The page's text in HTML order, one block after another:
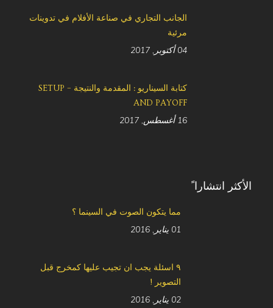
الجانب التجاري في صناعة الأفلام في تدوينات
مرئية
04 أكتوبر, 2017
كتابة السيناريو : المقدمة والنتيجة – SETUP
AND PAYOFF
16 أغسطس, 2017
الأكثر انتشارا ً
مما يتكون الصوت في السينما ؟
01 يناير, 2016
٩ اسئلة يجب ان تجيب عليها كمخرج قبل
التصوير !
02 يناير, 2016